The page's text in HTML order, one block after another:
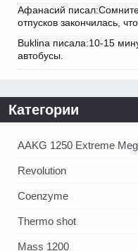
Афанасий
отпусков закончилась, что.
Buklina писала:10-15
автобусы.
Категории
AAKG 1250 Extreme
Revolution
Coenzyme
Thermo shot
Mass 1200